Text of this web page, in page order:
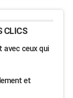
CLICS
ceux qui
et